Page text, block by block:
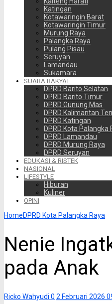
Katingan
Kotawaringin Barat
Kotawaringin Timur
Murung Raya
Palangka Raya
Pulang Pisau
Seruyan
Lamandau
Sukamara
SUARA RAKYAT
DPRD Barito Selatan
DPRD Barito Timur
DPRD Gunung Mas
DPRD Kalimantan
DPRD Katingan
DPRD Kota Palangka
DPRD Lamandau
DPRD Murung Raya
DPRD Seruyan
EDUKASI & RISTEK
NASIONAL
LIFESTYLE
Hiburan
Kuliner
OPINI
HomeDPRD Kota Palangka Raya
Nenie
pada Anak
Ricko Wahyudi 0 2 Februari 2026